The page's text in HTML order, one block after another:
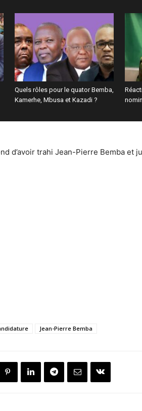
Quels rôles pour le quator Bemba,
Kamerhe, Mbusa et Kazadi ?
d’avoir trahi Jean-Pierre Bemba et
Jean-Pierre Bemba